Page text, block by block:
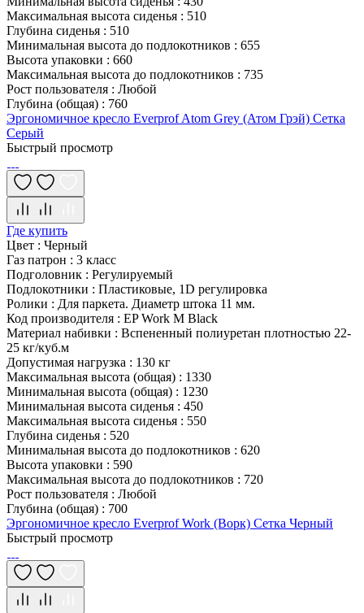
Максимальная высота сиденья : 510
Глубина сиденья : 510
Минимальная высота до подлокотников : 655
Высота упаковки : 660
Максимальная высота до подлокотников : 735
Рост пользователя : Любой
Глубина (общая) : 760
Эргономичное кресло Everprof Atom Grey (Атом Грэй) Сетка
Серый
Быстрый просмотр
Где купить
Цвет : Черный
Газ патрон : 3 класс
Подголовник : Регулируемый
Подлокотники : Пластиковые, 1D регулировка
Ролики : Для паркета. Диаметр штока 11 мм.
Код производителя : EP Work M Black
Материал набивки : Вспененный полиуретан плотностью 22-
25 кг/куб.м
Допустимая нагрузка : 130 кг
Максимальная высота (общая) : 1330
Минимальная высота (общая) : 1230
Минимальная высота сиденья : 450
Максимальная высота сиденья : 550
Глубина сиденья : 520
Минимальная высота до подлокотников : 620
Высота упаковки : 590
Максимальная высота до подлокотников : 720
Рост пользователя : Любой
Глубина (общая) : 700
Эргономичное кресло Everprof Work (Ворк) Сетка Черный
Быстрый просмотр